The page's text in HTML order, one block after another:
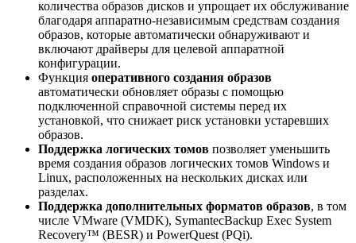
количества образов дисков и упрощает их обслуживание
благодаря аппаратно-независимым средствам создания
образов, которые автоматически обнаруживают и
включают драйверы для целевой аппаратной
конфигурации.
Функция оперативного создания образов
автоматически обновляет образы с помощью
подключенной справочной системы перед их
установкой, что снижает риск установки устаревших
образов.
Поддержка логических томов позволяет уменьшить
время создания образов логических томов Windows и
Linux, расположенных на нескольких дисках или
разделах.
Поддержка дополнительных форматов образов, в том
числе VMware (VMDK), SymantecBackup Exec System
Recovery™ (BESR) и PowerQuest (PQi).